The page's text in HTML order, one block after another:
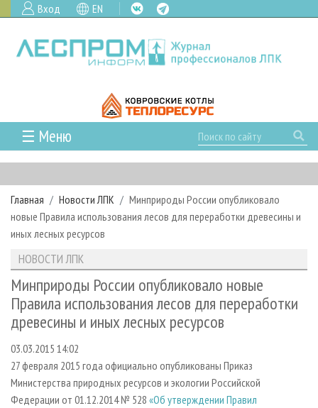
Вход EN
☰ Меню
ГЛАВНАЯ
РУБРИКИ И ТЕМЫ
РУБРИКИ ЖУРНАЛА
ЛЕСНОЕ ХОЗЯЙСТВО
ЛЕСОЗАГОТОВКА
ЛЕСОПИЛЕНИЕ
ДЕРЕВООБРАБОТКА
СУШКА ДРЕВЕСИНЫ
ПРОИЗВОДСТВО ДРЕВЕСНЫХ ПЛИТ
ДЕРЕВЯННОЕ ДОМОСТРОЕНИЕ
ПРОИЗВОДСТВО МЕБЕЛИ
НОВОСТИ
КАЛЕНДАРЬ СОБЫТИЙ
НОВОСТИ ЛПК
НОВОСТИ ЖУРНАЛА
НОВОСТИ КОМПАНИЙ
ПРОЕКТЫ ЛПИ
АНАЛИТИКА
ПРЕДПРИЯТИЯ ЛПК
ЛЕСНЫЕ РЕГИОНЫ РОССИИ
ПЕРСОНЫ
МОБИЛЬНЫЕ ВЫСТАВКИ
ОФИЦИАЛЬНЫЕ ДЕЛЕГАЦИИ
ПРИОРИТЕТНЫЕ ИНВЕСТПРОЕКТЫ
АРХИВ
АРХИВ ЖУРНАЛОВ
СТАТЬИ
О ЖУРНАЛЕ
ПОДПИСКА
КОНТАКТЫ
РЕКЛАМОДАТЕЛЯМ
РЕКЛАМА
РЕКЛАМА НА САЙТЕ
Главная Новости ЛПК
Минприроды России опубликовало
новые Правила использования лесов для переработки древесины и
иных лесных ресурсов
НОВОСТИ ЛПК
Минприроды России опубликовало новые
Правила использования лесов для переработки
древесины и иных лесных ресурсов
03.03.2015 14:02
27 февраля 2015 года официально опубликованы Приказ
Министерства природных ресурсов и экологии Российской
Федерации от 01.12.2014 № 528 «Об утверждении Правил